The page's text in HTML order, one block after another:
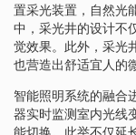
置采光装置，自然光
中，采光井的设计不
觉效果。此外，采光
也营造出舒适宜人的
智能照明系统的融合
器实时监测室内光线